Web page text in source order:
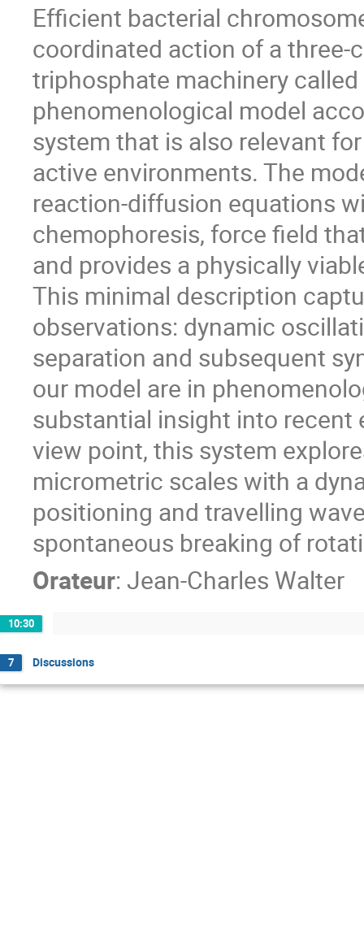
Efficient bacterial
coordinated action of a three-
triphosphate machinery
phenomenological model
system that is also relevant
active environments. The
reaction-diffusion equations
chemophoresis, force field
and provides a physically
This minimal description
observations: dynamic
separation and subsequent
our model are in
substantial insight into recent
view point, this system
micrometric scales with a
positioning and travelling
spontaneous breaking of
Orateur:Jean-Charles Walter
10:30
7 Discussions